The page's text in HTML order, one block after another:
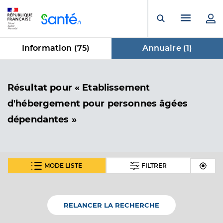
Ouvrir laMenu
Information (75) Annuaire (1)
Résultat dans Annuaire
pour « Etablissement
d'hébergement pour personnes âgées
dépendantes »
MODE LISTE FILTRER
âgées dépendantes
Etablissement de soins
RELANCER LA RECHERCHE